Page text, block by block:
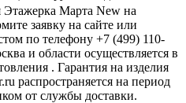
Этажерка Марта New на
заявку на сайте или
по телефону +7 (499) 110-
и области осуществляется в
. Гарантия на изделия
распространяется на период
от службы доставки.